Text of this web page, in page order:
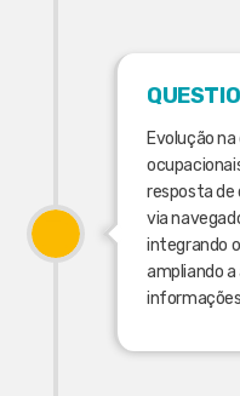
Evolução
resposta de
via
integrando
ampliando a